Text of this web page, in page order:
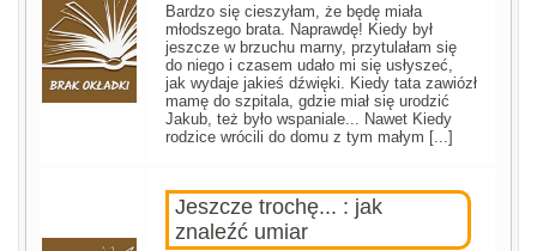
Bardzo się cieszyłam, że będę miała
młodszego brata. Naprawdę! Kiedy był
jeszcze w brzuchu marny, przytulałam się
do niego i czasem udało mi się usłyszeć,
jak wydaje jakieś dźwięki. Kiedy tata zawiózł
mamę do szpitala, gdzie miał się urodzić
Jakub, też było wspaniale... Nawet Kiedy
rodzice wrócili do domu z tym małym [...]
Jeszcze trochę... : jak
znaleźć umiar